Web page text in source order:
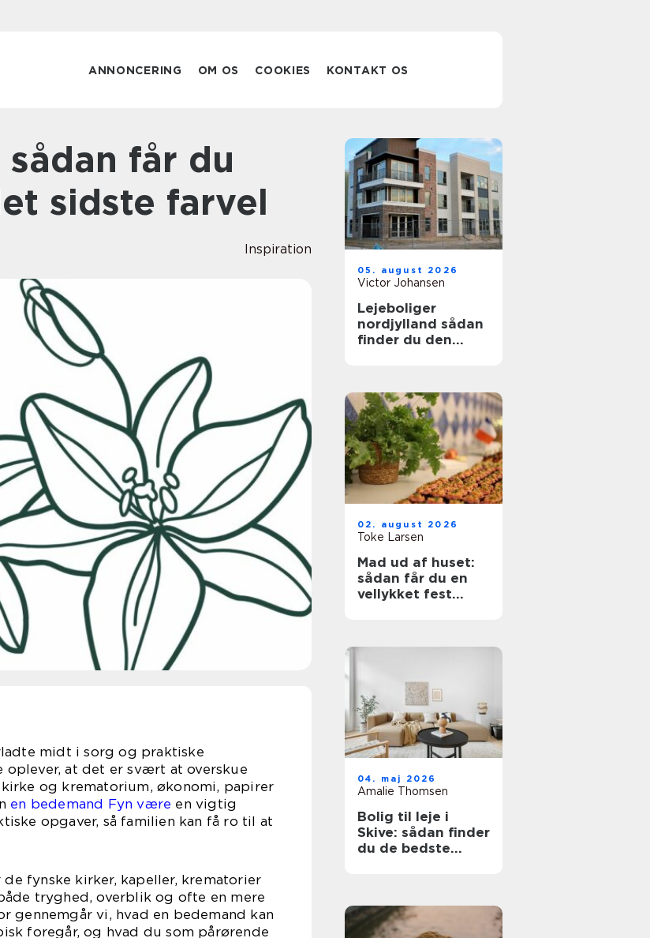
ANNONCERING OM OS COOKIES KONTAKT OS
sidste farvel
Inspiration
midt i sorg og praktiske
oplever, at det er svært at overskue
og krematorium, økonomi, papirer
en bedemand Fyn være en vigtig
opgaver, så familien kan få ro til at
fynske kirker, kapeller, krematorier
tryghed, overblik og ofte en mere
gennemgår vi, hvad en bedemand kan
foregår, og hvad du som pårørende
05. august 2026
Victor Johansen
Lejeboliger
nordjylland sådan
finder du den
02. august 2026
Toke Larsen
Mad ud af huset:
sådan får du en
vellykket fest
04. maj 2026
Amalie Thomsen
Bolig til leje i
Skive: sådan finder
du de bedste